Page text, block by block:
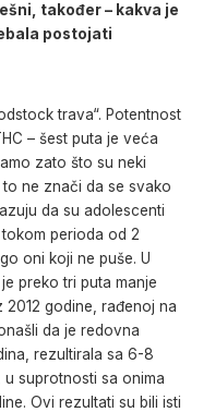
također – kakva je
postojati
trava“. Potentnost
– šest puta je veća
zato što su neki
ne znači da se svako
da su adolescenti
perioda od 2
oni koji ne puše. U
preko tri puta manje
godine, rađenoj na
da je redovna
rezultirala sa 6-8
suprotnosti sa onima
Ovi rezultati su bili isti